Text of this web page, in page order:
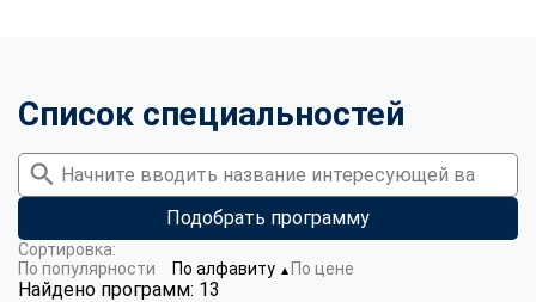
Список специальностей
Подобрать программу
Найдено программ: 13
Сортировка:
По популярности
По алфавиту ▼ По цене